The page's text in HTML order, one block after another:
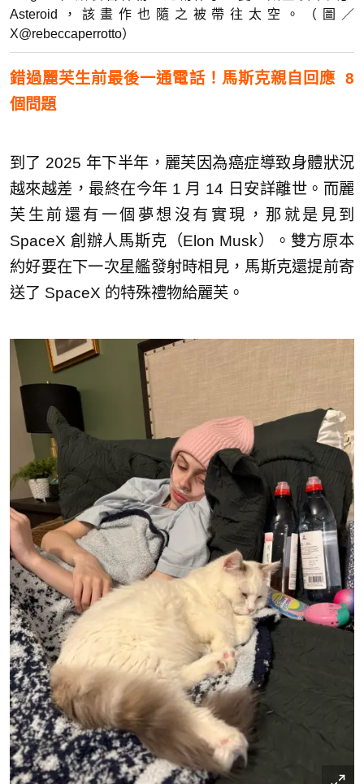
Asteroid，該畫作也隨之被帶往太空。（圖／
X@rebeccaperrotto）
錯過麗芙生前最後一通電話！馬斯克親自回應 8
個問題
到了 2025 年下半年，麗芙因為癌症導致身體狀況
越來越差，最終在今年 1 月 14 日安詳離世。而麗
芙生前還有一個夢想沒有實現，那就是見到
SpaceX 創辦人馬斯克（Elon Musk）。雙方原本
約好要在下一次星艦發射時相見，馬斯克還提前寄
送了 SpaceX 的特殊禮物給麗芙。